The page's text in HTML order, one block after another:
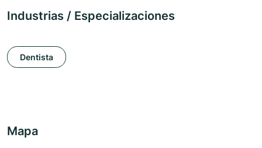
Industrias / Especializaciones
Dentista
Mapa